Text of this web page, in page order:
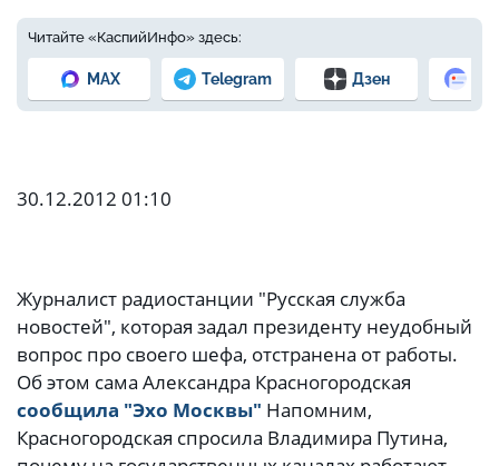
Читайте «КаспийИнфо» здесь:
MAX Telegram Дзен
30.12.2012 01:10
Журналист радиостанции "Русская служба
новостей", которая задал президенту неудобный
вопрос про своего шефа, отстранена от работы.
Об этом сама Александра Красногородская
сообщила "Эхо Москвы" Напомним,
Красногородская спросила Владимира Путина,